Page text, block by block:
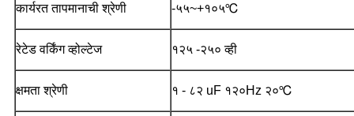
कार्यरत तापमानाची श्रेणी -५५~+१०५℃
रेटेड वर्किंग व्होल्टेज १२५ -२५० व्ही
क्षमता श्रेणी १ - ८२ uF १२०Hz २०℃